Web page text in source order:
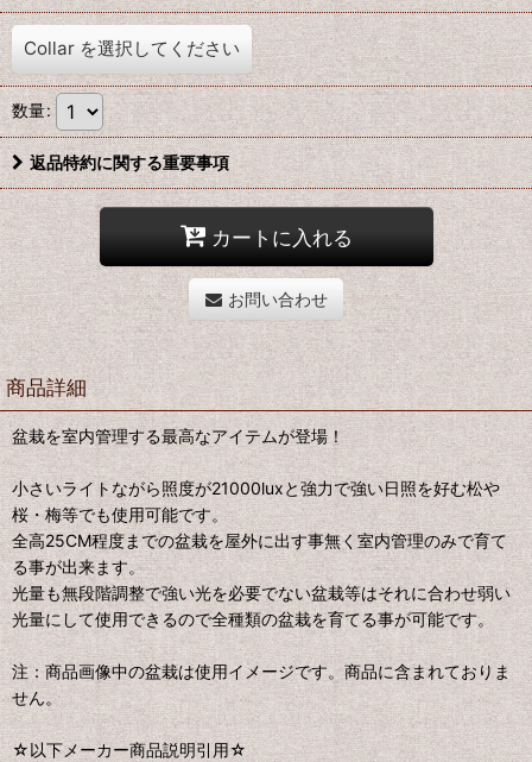
Collar を選択してください
数量:
返品特約に関する重要事項
カートに入れる
お問い合わせ
商品詳細
盆栽を室内管理する最高なアイテムが登場！
小さいライトながら照度が21000luxと強力で強い日照を好む松や
桜・梅等でも使用可能です。
全高25CM程度までの盆栽を屋外に出す事無く室内管理のみで育て
る事が出来ます。
光量も無段階調整で強い光を必要でない盆栽等はそれに合わせ弱い
光量にして使用できるので全種類の盆栽を育てる事が可能です。
注：商品画像中の盆栽は使用イメージです。商品に含まれておりま
せん。
☆以下メーカー商品説明引用☆